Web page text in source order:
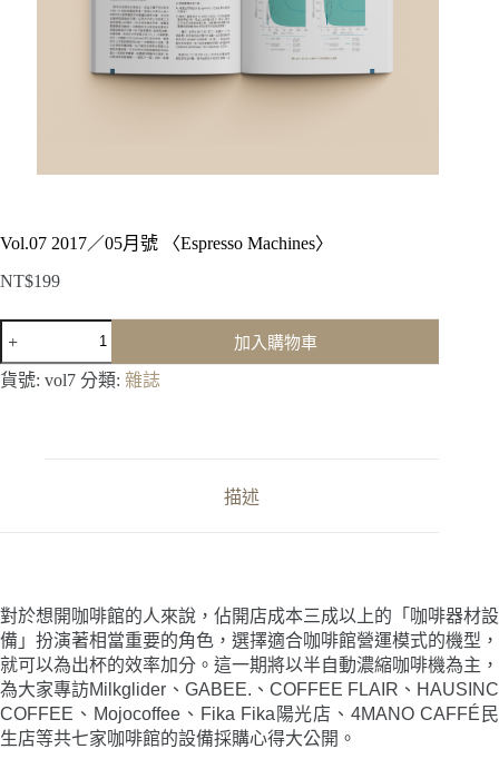
Vol.07 2017／05月號 〈Espresso Machines〉
NT$199
Vol.07
2017
／
05
加入購物車
貨號: vol7 分類: 雜誌
描述
對於想開咖啡館的人來說，佔開店成本三成以上的「咖啡器材設
備」扮演著相當重要的角色，選擇適合咖啡館營運模式的機型，
就可以為出杯的效率加分。這一期將以半自動濃縮咖啡機為主，
為大家專訪Milkglider、GABEE.、COFFEE FLAIR、HAUSINC
COFFEE、Mojocoffee、Fika Fika陽光店、4MANO CAFFÉ民
生店等共七家咖啡館的設備採購心得大公開。